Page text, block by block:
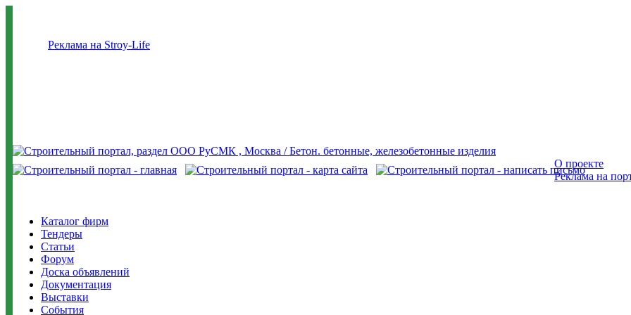
Реклама на Stroy-Life
О проекте
Реклама на
Каталог фирм
Тендеры
Статьи
Форум
Доска объявлений
Документация
Выставки
События